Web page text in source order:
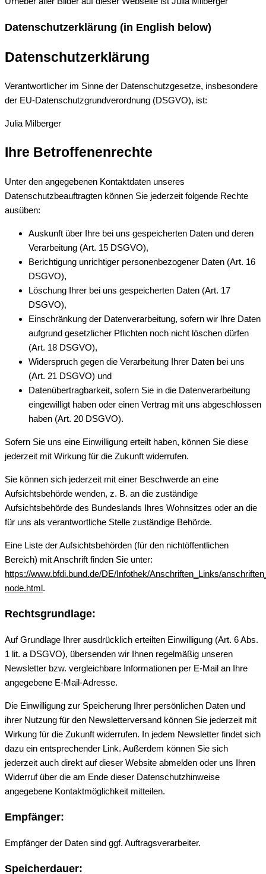
Datenschutzerklärung (in English below)
Datenschutzerklärung
Verantwortlicher im Sinne der Datenschutzgesetze, insbesondere
der EU-Datenschutzgrundverordnung (DSGVO), ist:
Julia Milberger
Ihre Betroffenenrechte
Unter den angegebenen Kontaktdaten unseres
Datenschutzbeauftragten können Sie jederzeit folgende Rechte
ausüben:
Auskunft über Ihre bei uns gespeicherten Daten und deren
Verarbeitung (Art. 15 DSGVO),
Berichtigung unrichtiger personenbezogener Daten (Art. 16
DSGVO),
Löschung Ihrer bei uns gespeicherten Daten (Art. 17
DSGVO),
Einschränkung der Datenverarbeitung, sofern wir Ihre Daten
aufgrund gesetzlicher Pflichten noch nicht löschen dürfen
(Art. 18 DSGVO),
Widerspruch gegen die Verarbeitung Ihrer Daten bei uns
(Art. 21 DSGVO) und
Datenübertragbarkeit, sofern Sie in die Datenverarbeitung
eingewilligt haben oder einen Vertrag mit uns abgeschlossen
haben (Art. 20 DSGVO).
Sofern Sie uns eine Einwilligung erteilt haben, können Sie diese
jederzeit mit Wirkung für die Zukunft widerrufen.
Sie können sich jederzeit mit einer Beschwerde an eine
Aufsichtsbehörde wenden, z. B. an die zuständige
Aufsichtsbehörde des Bundeslands Ihres Wohnsitzes oder an die
für uns als verantwortliche Stelle zuständige Behörde.
Eine Liste der Aufsichtsbehörden (für den nichtöffentlichen
Bereich) mit Anschrift finden Sie unter:
https://www.bfdi.bund.de/DE/Infothek/Anschriften_Links/
node.html.
Rechtsgrundlage:
Auf Grundlage Ihrer ausdrücklich erteilten Einwilligung (Art. 6 Abs.
1 lit. a DSGVO), übersenden wir Ihnen regelmäßig unseren
Newsletter bzw. vergleichbare Informationen per E-Mail an Ihre
angegebene E-Mail-Adresse.
Die Einwilligung zur Speicherung Ihrer persönlichen Daten und
ihrer Nutzung für den Newsletterversand können Sie jederzeit mit
Wirkung für die Zukunft widerrufen. In jedem Newsletter findet sich
dazu ein entsprechender Link. Außerdem können Sie sich
jederzeit auch direkt auf dieser Website abmelden oder uns Ihren
Widerruf über die am Ende dieser Datenschutzhinweise
angegebene Kontaktmöglichkeit mitteilen.
Empfänger:
Empfänger der Daten sind ggf. Auftragsverarbeiter.
Speicherdauer: